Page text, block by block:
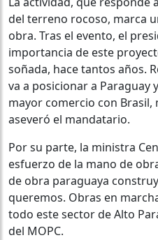
del terreno rocoso, marca
obra. Tras el evento, el
importancia de este
soñada, hace tantos años.
va a posicionar a Paraguay
mayor comercio con
aseveró el mandatario.
Por su parte, la ministra
esfuerzo de la mano de
de obra paraguaya
queremos. Obras en
todo este sector de Alto
del MOPC.